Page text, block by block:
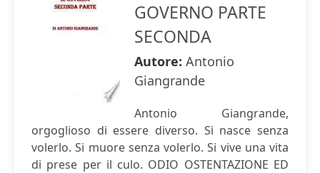
GOVERNO PARTE
SECONDA
Autore: Antonio
Giangrande
Antonio Giangrande,
orgoglioso di essere diverso. Si nasce senza
volerlo. Si muore senza volerlo. Si vive una vita
di prese per il culo. ODIO OSTENTAZIONE ED